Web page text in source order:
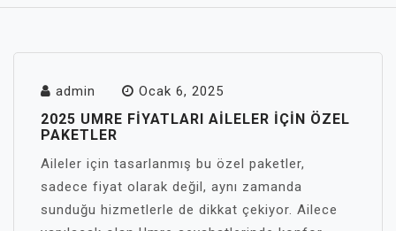
admin Ocak 6, 2025
2025 UMRE FIYATLARI AILELER İÇIN ÖZEL
PAKETLER
Aileler için tasarlanmış bu özel paketler,
sadece fiyat olarak değil, aynı zamanda
sunduğu hizmetlerle de dikkat çekiyor. Ailece